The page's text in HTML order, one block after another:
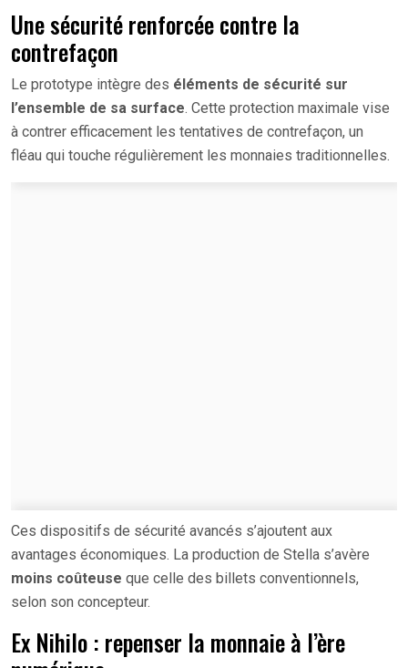
Une sécurité renforcée contre la
contrefaçon
Le prototype intègre des éléments de sécurité sur
l’ensemble de sa surface. Cette protection maximale vise
à contrer efficacement les tentatives de contrefaçon, un
fléau qui touche régulièrement les monnaies traditionnelles.
Ces dispositifs de sécurité avancés s’ajoutent aux
avantages économiques. La production de Stella s’avère
moins coûteuse que celle des billets conventionnels,
selon son concepteur.
Ex Nihilo : repenser la monnaie à l’ère